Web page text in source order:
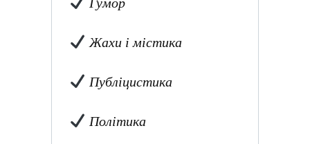
Жахи і містика
Публіцистика
Політика